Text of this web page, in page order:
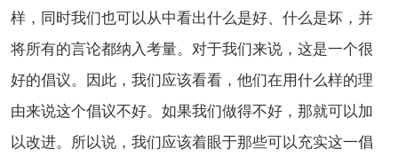
样，同时我们也可以从中看出什么是好、什么是坏，并
将所有的言论都纳入考量。对于我们来说，这是一个很
好的倡议。因此，我们应该看看，他们在用什么样的理
由来说这个倡议不好。如果我们做得不好，那就可以加
以改进。所以说，我们应该着眼于那些可以充实这一倡